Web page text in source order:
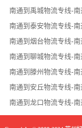
南通到禹城物流专线-
南通到泰安物流专线-
南通到烟台物流专线-
南通到聊城物流专线-
南通到滕州物流专线-
南通到安丘物流专线-
南通到龙口物流专线-